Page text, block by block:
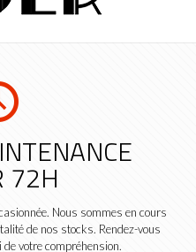
72H
Nous sommes en cours
de nos stocks. Rendez-vous
votre compréhension.